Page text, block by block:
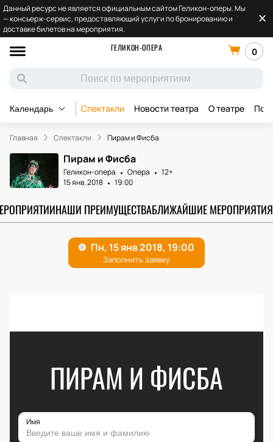
Данный ресурс не является официальным сайтом Геликон-оперы. Мы
— консьерж-сервис, предоставляющий услуги по бронированию и
доставке билетов на мероприятия.
ГЕЛИКОН-ОПЕРА
0
Календарь Спектакли Новости театра О театре
Главная Спектакли Пирам и Фисба
Пирам и Фисба
Геликон-опера Опера
12+
15 янв. 2018
19:00
НАШИ ПРЕИМУЩЕСТВАБЛИЖАЙШИЕ МЕРОПРИЯТИЯ
ПИРАМ И ФИСБА
Имя